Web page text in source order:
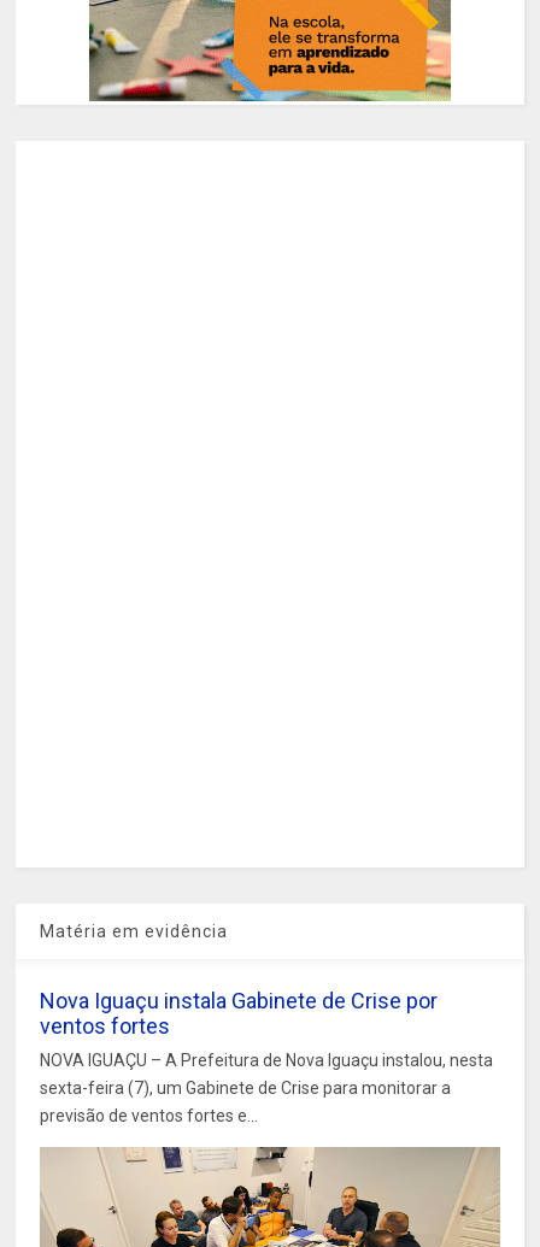
Matéria em evidência
Nova Iguaçu instala Gabinete de Crise por
ventos fortes
NOVA IGUAÇU – A Prefeitura de Nova Iguaçu instalou, nesta
sexta-feira (7), um Gabinete de Crise para monitorar a
previsão de ventos fortes e...